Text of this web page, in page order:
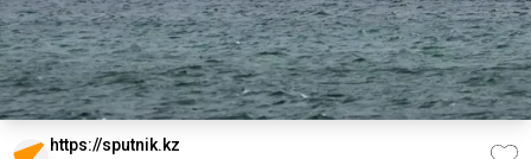
https://sputnik.kz